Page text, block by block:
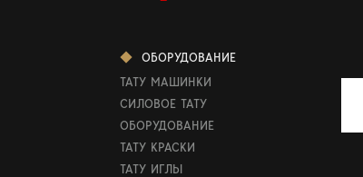
ОБОРУДОВАНИЕ
ТАТУ МАШИНКИ
СИЛОВОЕ ТАТУ
ОБОРУДОВАНИЕ
ТАТУ КРАСКИ
ТАТУ ИГЛЫ